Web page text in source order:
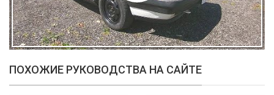
ПОХОЖИЕ РУКОВОДСТВА НА САЙТЕ